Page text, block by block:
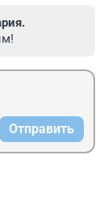
Отправить